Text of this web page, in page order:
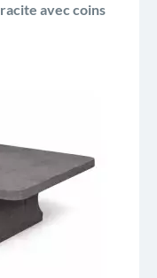
avec coins